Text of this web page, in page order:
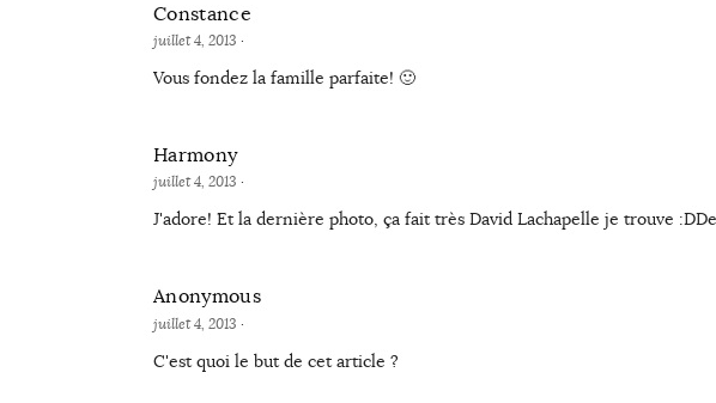
Constance
juillet 4, 2013 ·
Vous fondez la famille parfaite! 🙂
Harmony
juillet 4, 2013 ·
J'adore! Et la dernière photo, ça fait très David Lachapelle je trouve
Anonymous
juillet 4, 2013 ·
C'est quoi le but de cet article ?